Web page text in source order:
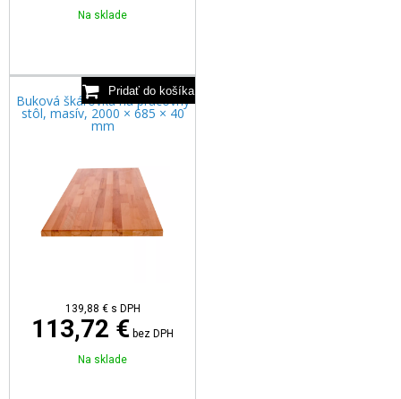
Na sklade
Buková škárovka na pracovný
stôl, masív, 2000 × 685 × 40
mm
139,88 € s DPH
113,72 € bez DPH
Na sklade